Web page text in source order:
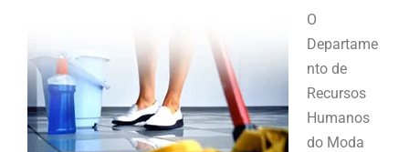
O
Departame
nto de
Recursos
Humanos
do Moda